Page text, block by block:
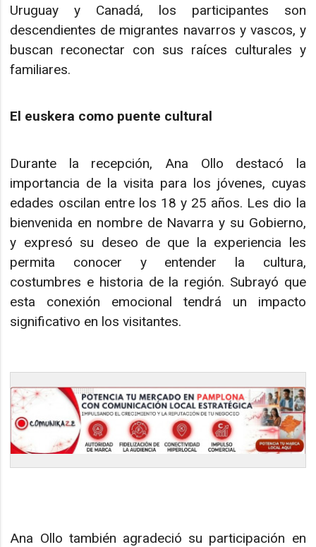
Uruguay y Canadá, los participantes son
descendientes de migrantes navarros y vascos, y
buscan reconectar con sus raíces culturales y
familiares.
El euskera como puente cultural
Durante la recepción, Ana Ollo destacó la
importancia de la visita para los jóvenes, cuyas
edades oscilan entre los 18 y 25 años. Les dio la
bienvenida en nombre de Navarra y su Gobierno,
y expresó su deseo de que la experiencia les
permita conocer y entender la cultura,
costumbres e historia de la región. Subrayó que
esta conexión emocional tendrá un impacto
significativo en los visitantes.
Ana Ollo también agradeció su participación en